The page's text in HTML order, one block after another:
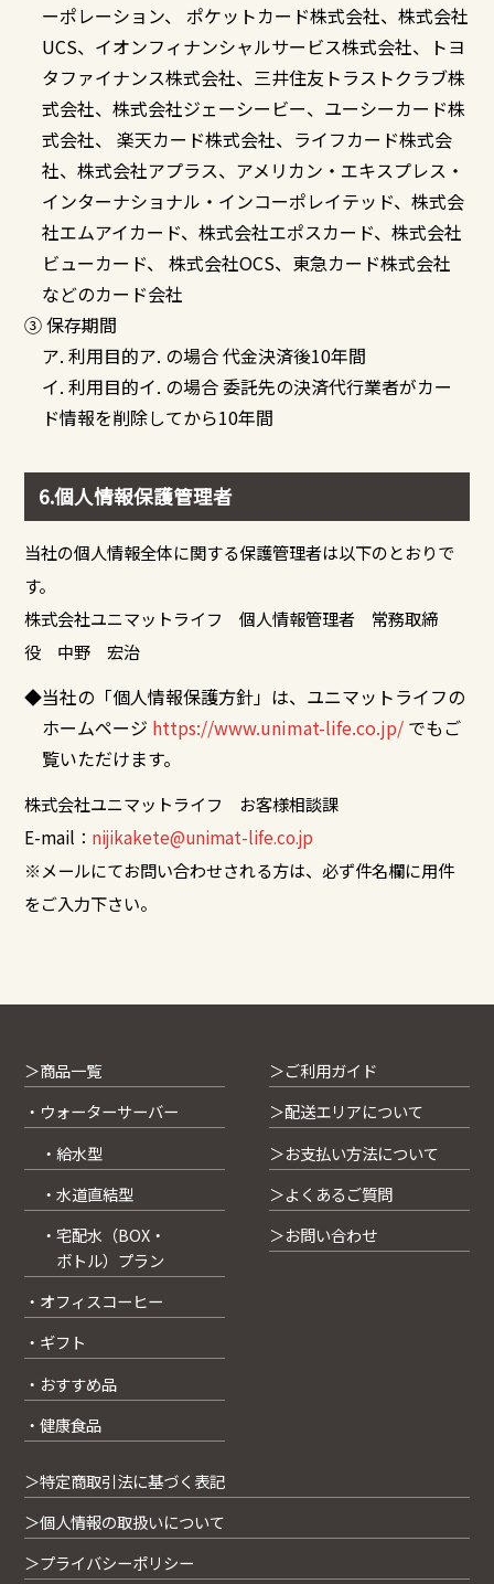
ーポレーション、 ポケットカード株式会社、株式会社
UCS、イオンフィナンシャルサービス株式会社、トヨ
タファイナンス株式会社、三井住友トラストクラブ株
式会社、株式会社ジェーシービー、ユーシーカード株
式会社、 楽天カード株式会社、ライフカード株式会
社、株式会社アプラス、アメリカン・エキスプレス・
インターナショナル・インコーポレイテッド、株式会
社エムアイカード、株式会社エポスカード、株式会社
ビューカード、 株式会社OCS、東急カード株式会社
などのカード会社
③ 保存期間
ア. 利用目的ア. の場合 代金決済後10年間
イ. 利用目的イ. の場合 委託先の決済代行業者がカー
ド情報を削除してから10年間
6.個人情報保護管理者
当社の個人情報全体に関する保護管理者は以下のとおりで
す。
株式会社ユニマットライフ 個人情報管理者 常務取締
役 中野 宏治
◆当社の「個人情報保護方針」は、ユニマットライフの
ホームページ https://www.unimat-life.co.jp/ でもご
覧いただけます。
株式会社ユニマットライフ お客様相談課
E-mail： nijikakete@unimat-life.co.jp
※メールにてお問い合わせされる方は、必ず件名欄に用件
をご入力下さい。
＞商品一覧
・ウォーターサーバー
・給水型
・水道直結型
・宅配水（BOX・
ボトル）プラン
・オフィスコーヒー
・ギフト
・おすすめ品
・健康食品
＞ご利用ガイド
＞配送エリアについて
＞お支払い方法について
＞よくあるご質問
＞お問い合わせ
＞特定商取引法に基づく表記
＞個人情報の取扱いについて
＞プライバシーポリシー